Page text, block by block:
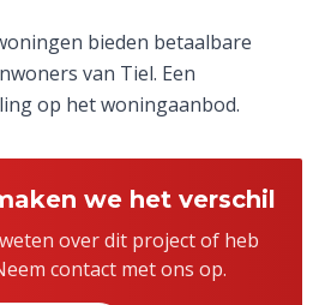
bieden betaalbare
van Tiel. Een
op het woningaanbod.
we het verschil
over dit project of heb
contact met ons op.